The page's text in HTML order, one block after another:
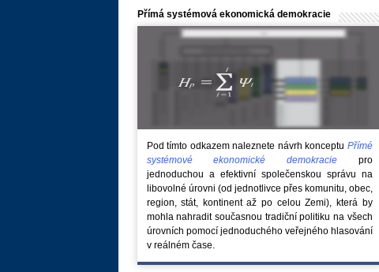
Přímá systémová ekonomická demokracie
Pod tímto odkazem naleznete návrh konceptu Přímé
systémové ekonomické demokracie pro
jednoduchou a efektivní společenskou správu na
libovolné úrovni (od jednotlivce přes komunitu, obec,
region, stát, kontinent až po celou Zemi), která by
mohla nahradit současnou tradiční politiku na všech
úrovních pomocí jednoduchého veřejného hlasování
v reálném čase.